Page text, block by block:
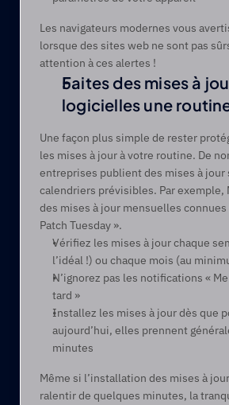
Les navigateurs modernes vous
lorsque des sites web ne sont pas
attention à ces alertes !
Faites des mises à
logicielles une
Une façon plus simple de rester
les mises à jour à votre routine. De
entreprises publient des mises à jour
calendriers prévisibles. Par
des mises à jour mensuelles connues
Patch Tuesday ».
Vérifiez les mises à jour chaque
l’idéal !) ou chaque mois (au
N’ignorez pas les notifications «
tard »
Installez les mises à jour dès que
aujourd’hui, elles prennent
minutes
Même si l’installation des mises à
ralentir de quelques minutes, la